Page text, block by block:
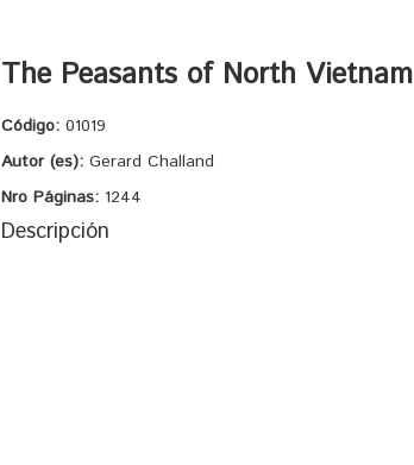
The Peasants of North Vietnam
Código: 01019
Autor (es): Gerard Challand
Nro Páginas: 1244
Descripción